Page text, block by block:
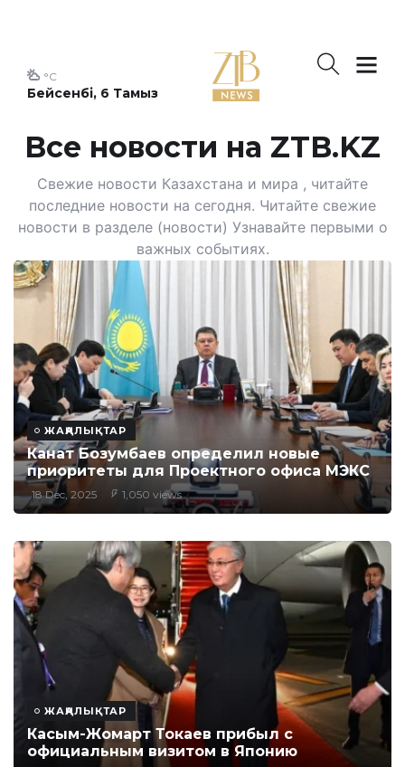
Бейсенбі, 6 Тамыз
°C
Все новости на ZTB.KZ
Свежие новости Казахстана и мира , читайте
последние новости на сегодня. Читайте свежие
новости в разделе (новости) Узнавайте первыми о
важных событиях.
ЖАҢАЛЫҚТАР
Канат Бозумбаев определил новые
приоритеты для Проектного офиса МЭКС
18 Dec, 2025 1,050 views
ЖАҢАЛЫҚТАР
Касым-Жомарт Токаев прибыл с
официальным визитом в Японию